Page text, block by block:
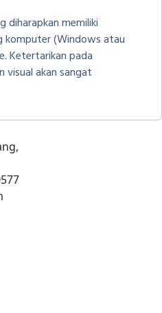
diharapkan memiliki
komputer (Windows atau
Ketertarikan pada
visual akan sangat